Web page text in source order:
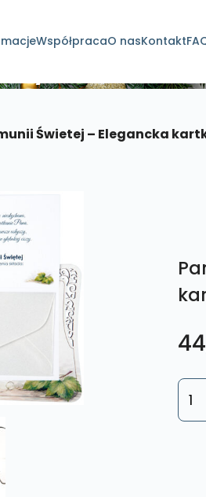
WspółpracaO nasKontakt
Świetej – Elegancka
ilość